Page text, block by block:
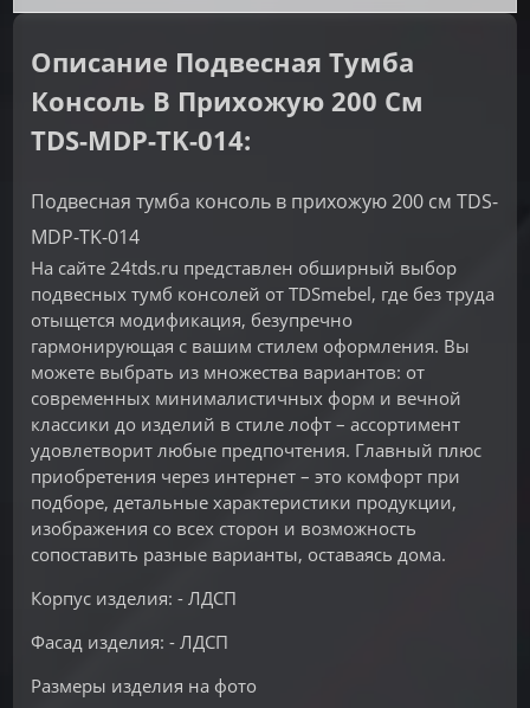
Описание Подвесная Тумба
Консоль В Прихожую 200 См
TDS-MDP-TK-014:
Подвесная тумба консоль в прихожую 200 см TDS-
MDP-TK-014
На сайте 24tds.ru представлен обширный выбор
подвесных тумб консолей от TDSmebel, где без труда
отыщется модификация, безупречно
гармонирующая с вашим стилем оформления. Вы
можете выбрать из множества вариантов: от
современных минималистичных форм и вечной
классики до изделий в стиле лофт – ассортимент
удовлетворит любые предпочтения. Главный плюс
приобретения через интернет – это комфорт при
подборе, детальные характеристики продукции,
изображения со всех сторон и возможность
сопоставить разные варианты, оставаясь дома.
Корпус изделия: - ЛДСП
Фасад изделия: - ЛДСП
Размеры изделия на фото